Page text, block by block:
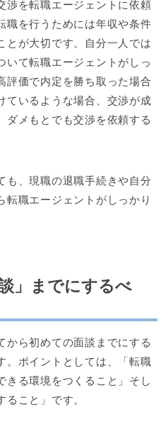
渉を転職エージェントに依頼
職を行うためには年収や条件
とが大切です。自分一人では
いて転職エージェントがしっ
評価で内定を勝ち取った場合
ているような場合、交渉が成
ダメもとでも交渉を依頼する
も、現職の退職手続きや自分
転職エージェントがしっかり
」までにするべ
から初めての面談までにする
。ポイントとしては、「転職
きる環境をつくること」そし
こと」です。